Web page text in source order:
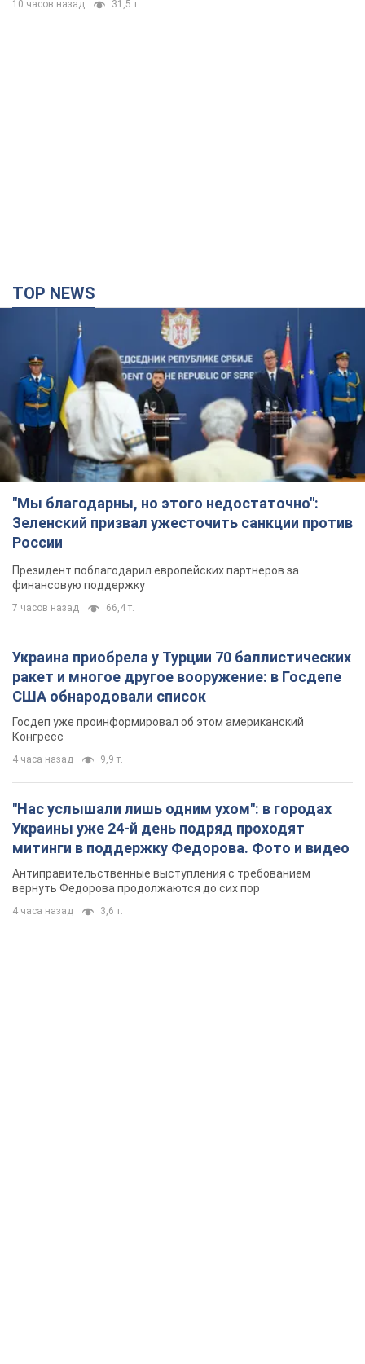
10 часов назад 31,5 т.
TOP NEWS
"Мы благодарны, но этого недостаточно":
Зеленский призвал ужесточить санкции против
России
Президент поблагодарил европейских партнеров за
финансовую поддержку
7 часов назад 66,4 т.
Украина приобрела у Турции 70 баллистических
ракет и многое другое вооружение: в Госдепе
США обнародовали список
Госдеп уже проинформировал об этом американский
Конгресс
4 часа назад 9,9 т.
"Нас услышали лишь одним ухом": в городах
Украины уже 24-й день подряд проходят
митинги в поддержку Федорова. Фото и видео
Антиправительственные выступления с требованием
вернуть Федорова продолжаются до сих пор
4 часа назад 3,6 т.